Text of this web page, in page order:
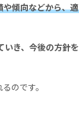
や傾向などから、
き、今後の方針
のです。